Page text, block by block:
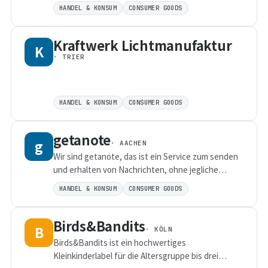
hergestellt ✅ Unsch&auml;dlich f&uuml;r
Z&auml;hne und Zahnfleisch
HANDEL & KONSUM CONSUMER GOODS
K Kraftwerk Lichtmanufaktur
· TRIER
HANDEL & KONSUM CONSUMER GOODS
g getanote· AACHEN
Wir sind getanote, das ist ein Service zum senden
und erhalten von Nachrichten, ohne jegliche
Verbindung zur eigenen Person oder den
persönlichen Kontaktdaten.Anders als bei den
heutigen Kommunikationsmitteln, die auf
Langlebigkeit ausgelegt sind und damit
unweigerlich mit den persönlichen Daten der
Benutzer verbunden sind, ergänzt getanote das
Angebot um kurzfristige Kontaktmöglichkeiten. Als
HANDEL & KONSUM CONSUMER GOODS
B Birds&Bandits · KÖLN
Birds&Bandits ist ein hochwertiges
Kleinkinderlabel für die Altersgruppe bis drei